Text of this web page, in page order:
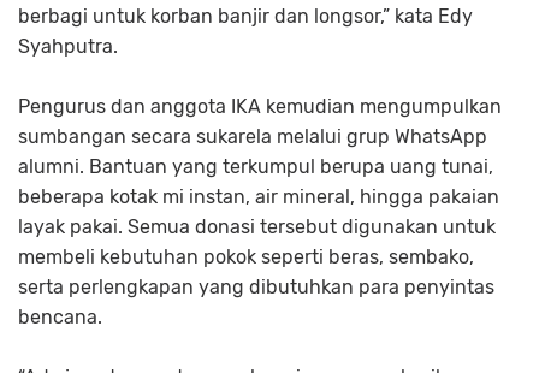
berbagi untuk korban banjir dan longsor,” kata Edy
Syahputra.
Pengurus dan anggota IKA kemudian mengumpulkan
sumbangan secara sukarela melalui grup WhatsApp
alumni. Bantuan yang terkumpul berupa uang tunai,
beberapa kotak mi instan, air mineral, hingga pakaian
layak pakai. Semua donasi tersebut digunakan untuk
membeli kebutuhan pokok seperti beras, sembako,
serta perlengkapan yang dibutuhkan para penyintas
bencana.